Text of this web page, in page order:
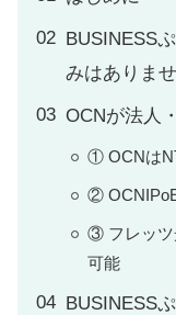
BUSINESS
みはありま
OCNが法人
① OCNは
②
③ フレッツ
可能
BUSINESS